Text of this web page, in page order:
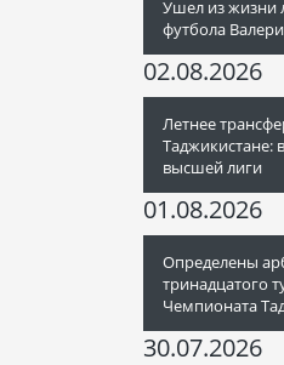
Ушел из жизни
футбола
02.08.2026
Летнее
Таджикистане:
высшей лиги
01.08.2026
Определены
тринадцатого
Чемпионата
30.07.2026